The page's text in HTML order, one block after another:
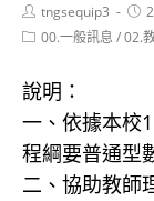
Post
author:
tngsequip3
Post
Post00.一般訊息 /02.
說明：
一、依據本校
程綱要普通型
二、協助教師